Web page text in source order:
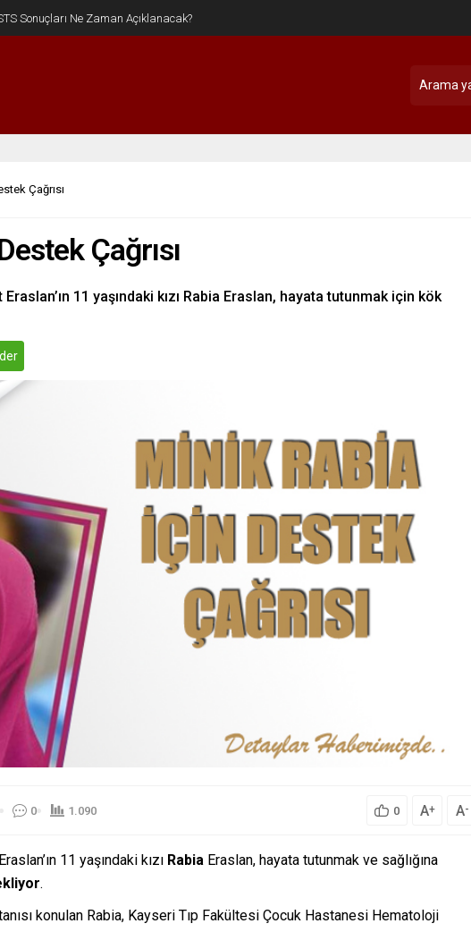
Ne Zaman?
Çağrısı
Çağrısı
11 yaşındaki kızı Rabia Eraslan, hayata tutunmak için kök
0 1.090 0 A+ A-
11 yaşındaki kızı Rabia Eraslan, hayata tutunmak ve sağlığına
.
konulan Rabia, Kayseri Tıp Fakültesi Çocuk Hastanesi Hematoloji